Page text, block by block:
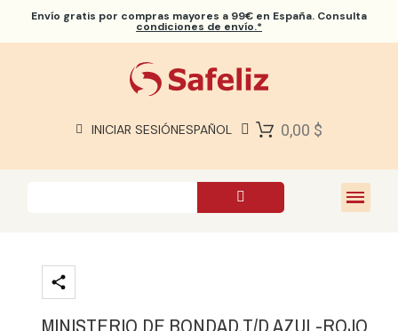
Envío gratis por compras mayores a 99€ en España. Consulta
condiciones de envío.*
INICIAR SESIÓNESPAÑOL 0,00 $